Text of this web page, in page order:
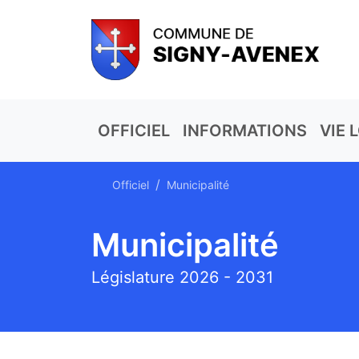
OFFICIEL INFORMATIONS VIE
Officiel Municipalité
Municipalité
Législature 2026 - 2031